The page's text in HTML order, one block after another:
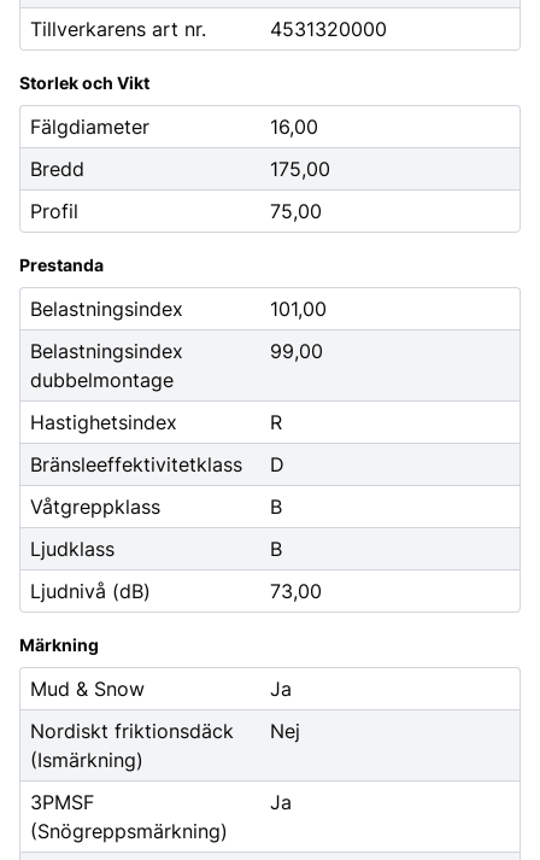
Tillverkarens art nr.
4531320000
Storlek och Vikt
Fälgdiameter
16,00
Bredd
175,00
Profil
75,00
Prestanda
Belastningsindex
101,00
Belastningsindex
dubbelmontage
99,00
Hastighetsindex
R
Bränsleeffektivitetklass
D
Våtgreppklass
B
Ljudklass
B
Ljudnivå (dB)
73,00
Märkning
Mud & Snow
Ja
Nordiskt friktionsdäck
(Ismärkning)
Nej
3PMSF
(Snögreppsmärkning)
Ja